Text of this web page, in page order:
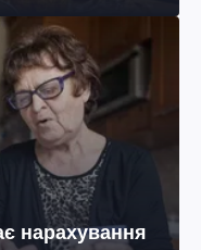
нарахування